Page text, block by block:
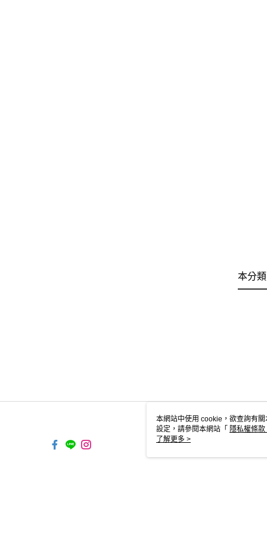
本分
本網站中使用 cookie，欲查詢有
設定，請參閱本網站「 隱私權條款
使用 cookie。
了解更多 >